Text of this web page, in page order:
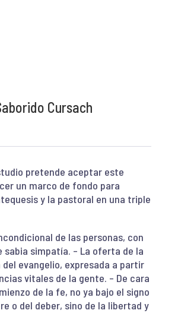
Cursach
pretende aceptar este
un marco de fondo para
y la pastoral en una triple
de las personas, con
sabia simpatía. – La oferta de la
del evangelio, expresada a partir
vitales de la gente. – De cara
de la fe, no ya bajo el signo
o del deber, sino de la libertad y